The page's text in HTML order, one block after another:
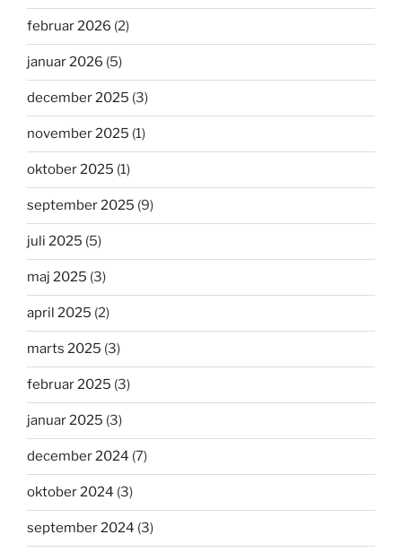
februar 2026 (2)
januar 2026 (5)
december 2025 (3)
november 2025 (1)
oktober 2025 (1)
september 2025 (9)
juli 2025 (5)
maj 2025 (3)
april 2025 (2)
marts 2025 (3)
februar 2025 (3)
januar 2025 (3)
december 2024 (7)
oktober 2024 (3)
september 2024 (3)